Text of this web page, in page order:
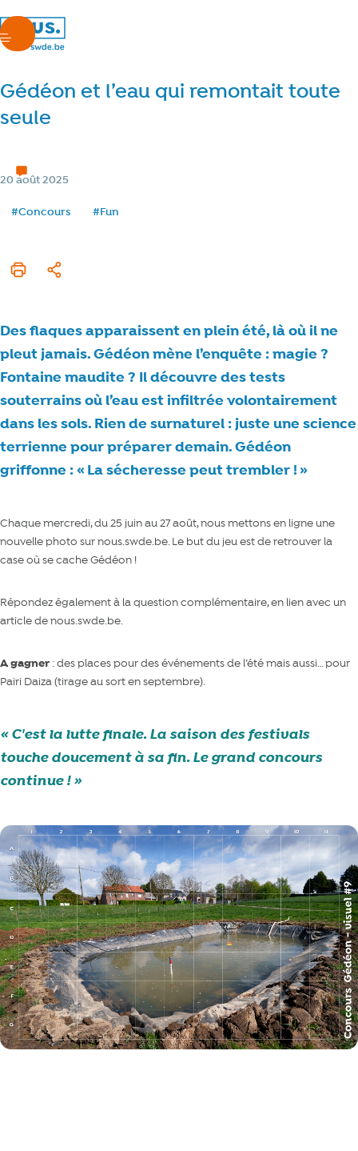
nous.swde
menu
Gédéon et l’eau qui remontait toute
seule
Catégorie
Date de publication
20 août 2025
Tags
#Concours #Fun
Imprimer cet article
Partager
Des flaques apparaissent en plein été, là où il ne
pleut jamais. Gédéon mène l’enquête : magie ?
Fontaine maudite ? Il découvre des tests
souterrains où l’eau est infiltrée volontairement
dans les sols. Rien de surnaturel : juste une science
terrienne pour préparer demain. Gédéon
griffonne : « La sécheresse peut trembler ! »
Chaque mercredi, du 25 juin au 27 août, nous mettons en ligne une
nouvelle photo sur nous.swde.be. Le but du jeu est de retrouver la
case où se cache Gédéon !
Répondez également à la question complémentaire, en lien avec un
article de nous.swde.be.
A gagner : des places pour des événements de l’été mais aussi… pour
Pairi Daiza (tirage au sort en septembre).
C'est la lutte finale. La saison des festivals
touche doucement à sa fin. Le grand concours
continue !